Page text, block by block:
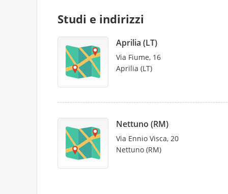
Studi e indirizzi
Aprilia (LT)
Via Fiume, 16
Aprilia (LT)
Nettuno (RM)
Via Ennio Visca, 20
Nettuno (RM)